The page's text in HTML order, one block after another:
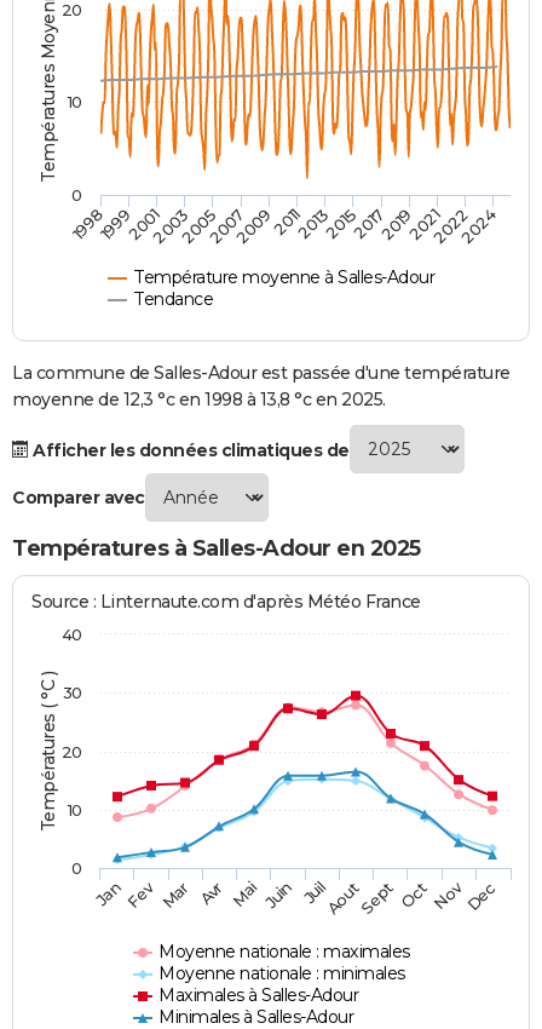
Destinations
City break
Voyage nature
Voyage de noces
Forum
Climat
PHOTO
GUIDES D'ACHAT
BONS PLANS
CARTE DE VOEUX
Carte de Noël
Carte Bonne année
Carte Saint-Valentin
Carte Pâques
Carte d'anniversaire
DICTIONNAIRE
PROGRAMME TV
S'inscrire
Se connecter
Lycées
Collèges
Primaires
Universités
Entreprises
Service militaire
Avis de recherche
AVIS DE DÉCÈS
Températures Moyennes ( °C )
Température moyenne à Salles-Adour
Tendance
199819992001200320052007200920112013201520172019202120222024
0
10
20
La commune de Salles-Adour est passée d'une température
moyenne de 12,3 °c en 1998 à 13,8 °c en 2025.
Afficher les données climatiques de
Comparer avec
Températures à Salles-Adour en 2025
Températures ( °C )
Source : Linternaute.com d'après Météo France
Moyenne nationale : maximales
Moyenne nationale : minimales
Maximales à Salles-Adour
Minimales à Salles-Adour
JanFev Mar Avr Mai Juin JuilAoutSept OctNovDec
0
10
20
30
40